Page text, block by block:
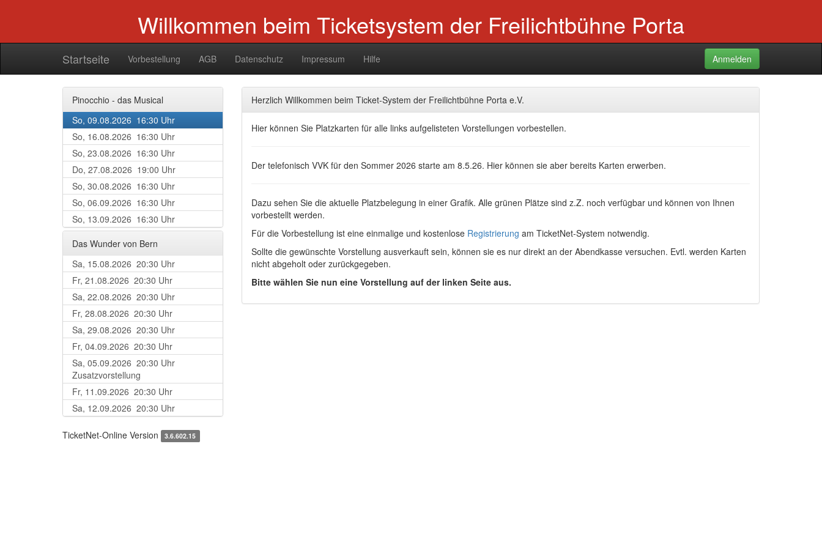
Willkommen beim Ticketsystem der Freilichtbühne Porta
Startseite Vorbestellung AGB Datenschutz Impressum Hilfe Anmelden
Pinocchio - das Musical
So, 09.08.2026 16:30 Uhr
So, 16.08.2026 16:30 Uhr
So, 23.08.2026 16:30 Uhr
Do, 27.08.2026 19:00 Uhr
So, 30.08.2026 16:30 Uhr
So, 06.09.2026 16:30 Uhr
So, 13.09.2026 16:30 Uhr
Das Wunder von Bern
Sa, 15.08.2026 20:30 Uhr
Fr, 21.08.2026 20:30 Uhr
Sa, 22.08.2026 20:30 Uhr
Fr, 28.08.2026 20:30 Uhr
Sa, 29.08.2026 20:30 Uhr
Fr, 04.09.2026 20:30 Uhr
Sa, 05.09.2026 20:30 Uhr
Zusatzvorstellung
Fr, 11.09.2026 20:30 Uhr
Sa, 12.09.2026 20:30 Uhr
TicketNet-Online Version 3.6.602.15
Herzlich Willkommen beim Ticket-System der Freilichtbühne Porta e.V.
Hier können Sie Platzkarten für alle links aufgelisteten Vorstellungen vorbestellen.
Der telefonisch VVK für den Sommer 2026 starte am 8.5.26. Hier können sie aber bereits Karten erwerben.
Dazu sehen Sie die aktuelle Platzbelegung in einer Grafik. Alle grünen Plätze sind z.Z. noch verfügbar und können von Ihnen
vorbestellt werden.
Für die Vorbestellung ist eine einmalige und kostenlose Registrierung am TicketNet-System notwendig.
Sollte die gewünschte Vorstellung ausverkauft sein, können sie es nur direkt an der Abendkasse versuchen. Evtl. werden Karten
nicht abgeholt oder zurückgegeben.
Bitte wählen Sie nun eine Vorstellung auf der linken Seite aus.